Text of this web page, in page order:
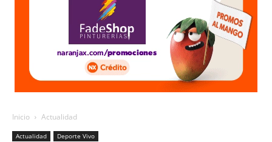
Inicio Actualidad
Actualidad Deporte Vivo